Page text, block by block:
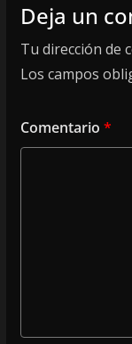
Deja un
Tu dirección de
Los campos
Comentario *